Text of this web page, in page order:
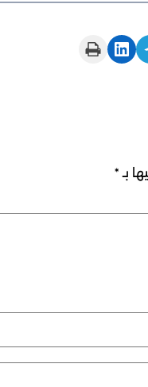
Share on LinkedIn
Print this Page
بـ *